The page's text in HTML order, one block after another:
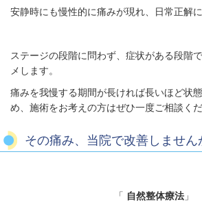
安静時にも慢性的に痛みが現れ、日常正解
ステージの段階に問わず、症状がある段階
メします。
痛みを我慢する期間が長ければ長いほど状
め、施術をお考えの方はぜひ一度ご相談くだ
その痛み、当院で改善しません
「 自然整体療法 」